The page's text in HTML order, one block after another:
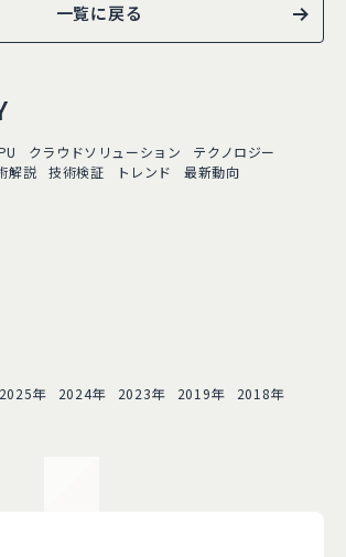
一覧に戻る
クラウドソリューション
テクノロジー
解説 技術検証 トレンド
最新動向
2025年 2024年 2023年 2019年
2018年